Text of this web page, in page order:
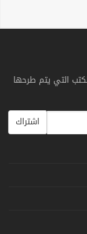
التي يتم طرحها
اشتراك